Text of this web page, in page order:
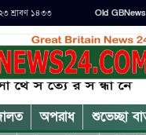
শ্রাবণ ১৪৩৩ Old
অপরাধ শুভেচ্ছা